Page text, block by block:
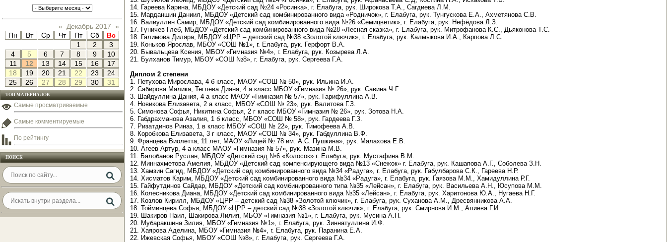
« Декабрь 2017 »
Пн
Вт Ср Чт Пт Сб
Вс
1
2
3
4
5 6 7 8 9
10
11
12 13 14 15 16
17
18
19 20 21 22 23
24
25
26 27 28 29 30 31
ТОП МАТЕРИАЛОВ
Самые просматриваемые
Самые комментируемые
По рейтингу
ПОИСК
14. Гареева Карина, МБДОУ «Детский сад №24 «Росинка», г. Елабуга, рук. Широкова Т.А., Сагдиева Л.М.
15. Марданшин Даниил, МБДОУ «Детский сад комбинированного вида «Родничок», г. Елабуга, рук. Тунгускова Е.А., Ахметянова С.В.
16. Валиуллин Самир, МБДОУ «Детский сад комбинированного вида №26 «Семицветик», г. Елабуга, рук. Нефёдова Л.З.
17. Гуничев Глеб, МБДОУ «Детский сад комбинированного вида №28 «Лесная сказка», г. Елабуга, рук. Митрофанова К.С., Дьяконова Т.С.
18. Галимова Диляра, МБДОУ «ЦРР – детский сад №38 «Золотой ключик», г. Елабуга, рук. Калмыкова И.А., Карпова Л.С.
19. Коньков Ярослав, МБОУ «СОШ №1», г. Елабуга, рук. Герфорт В.А.
20. Бывальцева Ксения, МБОУ «Гимназия №4», г. Елабуга, рук. Козырева Л.А.
21. Булханов Тимур, МБОУ «СОШ №8», г. Елабуга, рук. Сергеева Г.А.
Диплом 2 степени
1. Петухова Мирослава, 4 б класс, МАОУ «СОШ № 50», рук. Ильина И.А.
2. Сабирова Малика, Теглева Диана, 4 а класс МБОУ «Гимназия № 26», рук. Савина Ч.Г.
3. Шайдуллина Дания, 4 а класс МАОУ «Гимназия № 57», рук. Гарифуллина А.В.
4. Новикова Елизавета, 2 а класс, МБОУ «СОШ № 23», рук. Валитова Г.З.
5. Симонова Софья, Никитина Софья, 2 г класс МБОУ «Гимназия № 26», рук. Зотова Н.А.
6. Габдрахманова Азалия, 1 б класс, МБОУ «СОШ № 58», рук. Гардеева Г.З.
7. Ризатдинов Риназ, 1 в класс МБОУ «СОШ № 22», рук. Тимофеева А.В.
8. Коробкова Елизавета, 3 г класс, МАОУ «СОШ № 34», рук. Габдуллина В.Ф.
9. Францева Виолетта, 11 лет, МАОУ «Лицей № 78 им. А.С. Пушкина», рук. Малахова Е.В.
10. Агеев Артур, 4 а класс МАОУ «Гимназия № 57», рук. Мазина М.В.
11. Балобанов Руслан, МБДОУ «Детский сад №6 «Колосок» г. Елабуга, рук. Мустафина В.М.
12. Миннахметова Амелия, МБДОУ «Детский сад компенсирующего вида №13 «Снежок» г. Елабуга, рук. Кашапова А.Г., Соболева З.Н.
13. Хамзин Сагид, МБДОУ «Детский сад комбинированного вида №34 «Радуга», г. Елабуга, рук. Габулбарова С.К., Гареева Н.Р.
14. Хисматов Карим, МБДОУ «Детский сад комбинированного вида №34 «Радуга», г. Елабуга, рук. Гаязова М.М., Хамидуллина Р.Г.
15. Гайфутдинов Сайдар, МБДОУ «Детский сад комбинированного типа №35 «Лейсан», г. Елабуга, рук. Васильева А.Н., Юсупова М.М.
16. Колесникова Диана, МБДОУ «Детский сад комбинированного вида №35 «Лейсан», г. Елабуга, рук. Харитонова Ю.А., Нугаева Н.Г.
17. Козлов Кирилл, МБДОУ «ЦРР – детский сад №38 «Золотой ключик», г. Елабуга, рук. Суханова А.М., Дресвянникова А.А.
18. Тойминцева Софья, МБДОУ «ЦРР – детский сад №38 «Золотой ключик», г. Елабуга, рук. Смирнова И.М., Алиева Г.И.
19. Шакиров Наил, Шакирова Лилия, МБОУ «Гимназия №1», г. Елабуга, рук. Мусина А.Н.
20. Мубаракшина Зилия, МБОУ «Гимназия №1», г. Елабуга, рук. Зиннатуллина И.Ф.
21. Хаярова Аделина, МБОУ «Гимназия №4», г. Елабуга, рук. Паранина Е.А.
22. Ижевская Софья, МБОУ «СОШ №8», г. Елабуга, рук. Сергеева Г.А.